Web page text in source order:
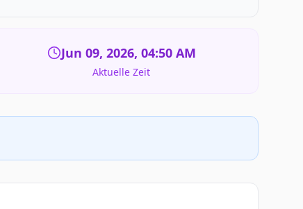
Jun 09, 2026, 04:50 AM
Aktuelle Zeit